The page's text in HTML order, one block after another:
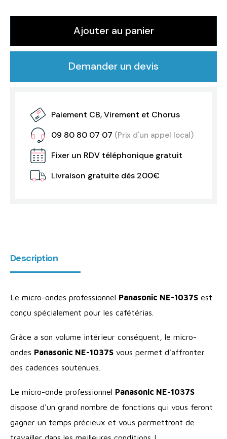
Ajouter au panier
Demander un devis
Paiement CB, Virement et Chorus
09 80 80 07 07 (Prix d'un appel local)
Fixer un RDV téléphonique gratuit
Livraison gratuite dès 200€
Description
Le micro-ondes professionnel Panasonic NE-1037Sest
conçu spécialement pour les cafétérias.
Grâce a son volume intérieur conséquent, le micro-
ondes Panasonic NE-1037Svous permet d'affronter
des cadences soutenues.
Le micro-onde professionnel Panasonic NE-1037S
dispose d'un grand nombre de fonctions qui vous feront
gagner un temps précieux et vous permettront de